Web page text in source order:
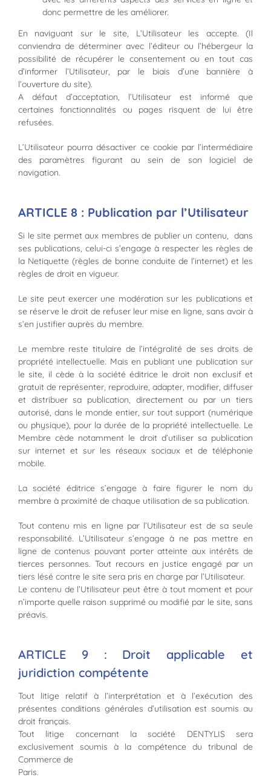
donc permettre de les améliorer.
En naviguant sur le site, L’Utilisateur les accepte. (Il
conviendra de déterminer avec l’éditeur ou l’hébergeur la
possibilité de récupérer le consentement ou en tout cas
d’informer l’Utilisateur, par le biais d’une bannière à
l’ouverture du site).
A défaut d’acceptation, l’Utilisateur est informé que
certaines fonctionnalités ou pages risquent de lui être
refusées.
L’Utilisateur pourra désactiver ce cookie par l’intermédiaire
des paramètres figurant au sein de son logiciel de
navigation.
ARTICLE 8 : Publication par l’Utilisateur
Si le site permet aux membres de publier un contenu, dans
ses publications, celui-ci s’engage à respecter les règles de
la Netiquette (règles de bonne conduite de l’internet) et les
règles de droit en vigueur.
Le site peut exercer une modération sur les publications et
se réserve le droit de refuser leur mise en ligne, sans avoir à
s’en justifier auprès du membre.
Le membre reste titulaire de l’intégralité de ses droits de
propriété intellectuelle. Mais en publiant une publication sur
le site, il cède à la société éditrice le droit non exclusif et
gratuit de représenter, reproduire, adapter, modifier, diffuser
et distribuer sa publication, directement ou par un tiers
autorisé, dans le monde entier, sur tout support (numérique
ou physique), pour la durée de la propriété intellectuelle. Le
Membre cède notamment le droit d’utiliser sa publication
sur internet et sur les réseaux sociaux et de téléphonie
mobile.
La société éditrice s’engage à faire figurer le nom du
membre à proximité de chaque utilisation de sa publication.
Tout contenu mis en ligne par l’Utilisateur est de sa seule
responsabilité. L’Utilisateur s’engage à ne pas mettre en
ligne de contenus pouvant porter atteinte aux intérêts de
tierces personnes. Tout recours en justice engagé par un
tiers lésé contre le site sera pris en charge par l’Utilisateur.
Le contenu de l’Utilisateur peut être à tout moment et pour
n’importe quelle raison supprimé ou modifié par le site, sans
préavis.
ARTICLE 9 : Droit applicable et
juridiction compétente
Tout litige relatif à l’interprétation et à l’exécution des
présentes conditions générales d’utilisation est soumis au
droit français.
Tout litige concernant la société DENTYLIS sera
exclusivement soumis à la compétence du tribunal de
Commerce de
Paris.